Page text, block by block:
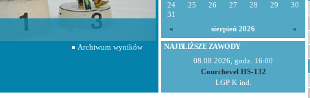
24
25 26 27 28 29
30
31
«
sierpień 2026 »
NAJBLIŻSZE ZAWODY
08.08.2026, godz. 16:00
Courchevel HS-132
LGP K ind.
Archiwum wyników